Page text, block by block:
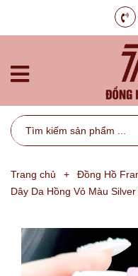
Trang chủ + Đồng Hồ
Dây Da Hồng Vỏ Màu